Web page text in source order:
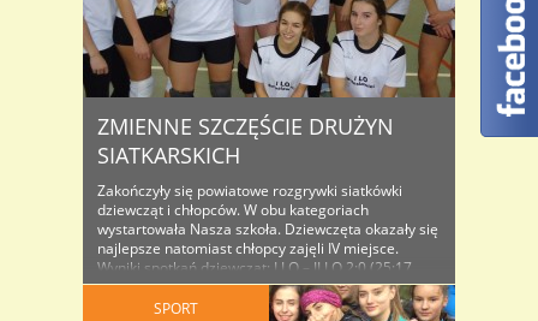
ZMIENNE SZCZĘŚCIE DRUŻYN
SIATKARSKICH
Zakończyły się powiatowe rozgrywki siatkówki
dziewcząt i chłopców. W obu kategoriach
wystartowała Nasza szkoła. Dziewczęta okazały się
najlepsze natomiast chłopcy zajęli IV miejsce.
Wyniki spotkań dziewcząt: I LO – II LO 2:0 (25:17,
25:17) ZSHiU – I LO 0:2 (16:25, 15:25) I LO – ZSZiO
(25:12, 25:17) ZSE – I LO (11:25, 10:25) Kkasyfikacja
SPORT